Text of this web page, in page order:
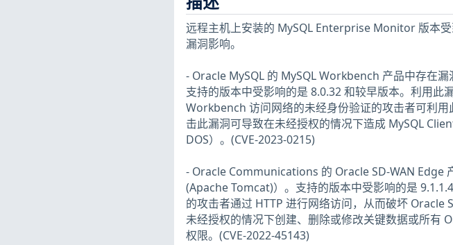
远程主机上安装的 MySQL Enterprise Monitor 版本
漏洞影响。
- Oracle MySQL 的 MySQL Workbench 产品中存在漏
支持的版本中受影响的是 8.0.32 和较早版本。利用此
Workbench 访问网络的未经身份验证的攻击者可利
击此漏洞可导致在未经授权的情况下造成 MySQL
DOS）。(CVE-2023-0215)
- Oracle Communications 的 Oracle SD-WAN Edge
(Apache Tomcat)）。支持的版本中受影响的是
的攻击者通过 HTTP 进行网络访问，从而破坏 Oracle
未经授权的情况下创建、删除或修改关键数据或所有
权限。(CVE-2022-45143)